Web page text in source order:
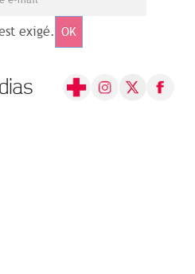
exigé. OK